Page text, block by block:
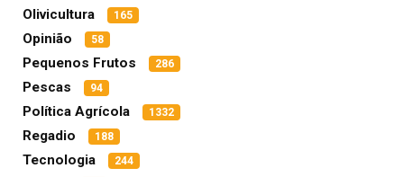
Olivicultura 165
Opinião 58
Pequenos Frutos 286
Pescas 94
Política Agrícola 1332
Regadio 188
Tecnologia 244